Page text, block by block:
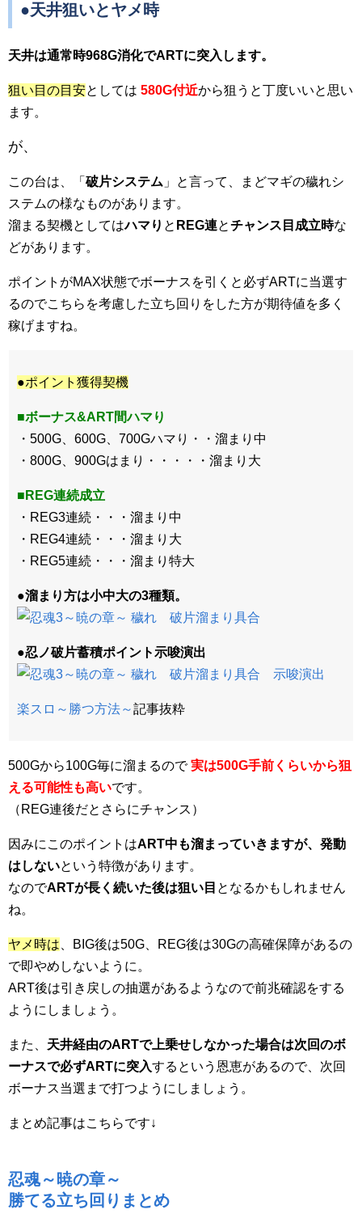
●天井狙いとヤメ時
天井は通常時968G消化でARTに突入します。
狙い目の目安としては 580G付近から狙うと丁度いいと思い
ます。
が、
この台は、「 破片システム 」と言って、まどマギの穢れシ
ステムの様なものがあります。
溜まる契機としてはハマり と REG連とチャンス目成立時な
どがあります。
ポイントがMAX状態でボーナスを引くと必ずARTに当選す
るのでこちらを考慮した立ち回りをした方が期待値を多く
稼げますね。
●ポイント獲得契機
■ボーナス&ART間ハマり
・500G、600G、700Gハマり・・溜まり中
・800G、900Gはまり・・・・・溜まり大
■REG連続成立
・REG3連続・・・溜まり中
・REG4連続・・・溜まり大
・REG5連続・・・溜まり特大
●溜まり方は小中大の3種類。
●忍ノ破片蓄積ポイント示唆演出
楽スロ～勝つ方法～記事抜粋
500Gから100G毎に溜まるので 実は500G手前くらいから狙
える可能性も高いです。
（REG連後だとさらにチャンス）
因みにこのポイントはART中も溜まっていきますが、発動
はしないという特徴があります。
なのでARTが長く続いた後は狙い目 となるかもしれません
ね。
ヤメ時は 、BIG後は50G、REG後は30Gの高確保障があるの
で即やめしないように。
ART後は引き戻しの抽選があるようなので前兆確認をする
ようにしましょう。
また、 天井経由のARTで上乗せしなかった場合は次回のボ
ーナスで必ずARTに突入するという恩恵があるので、次回
ボーナス当選まで打つようにしましょう。
まとめ記事はこちらです↓
忍魂～暁の章～
勝てる立ち回りまとめ